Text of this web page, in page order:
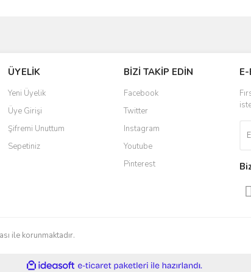
ÜYELİK
Yeni Üyelik
Üye Girişi
Şifremi Unuttum
Sepetiniz
BİZİ TAKİP EDİN
Facebook
Twitter
Instagram
Youtube
Pinterest
ile korunmaktadır.
ideasoft e-